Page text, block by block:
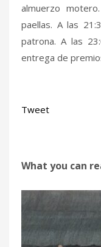
almuerzo
paellas. A las
patrona. A las
entrega de
Tweet
What you can